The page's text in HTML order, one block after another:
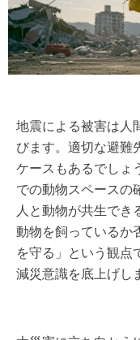
地震による被害は人
びます。適切な避難
ケースもあるでしょ
での動物スペースの
人と動物が共生でき
動物を飼っているか
を守る」という観点
減災意識を底上げし